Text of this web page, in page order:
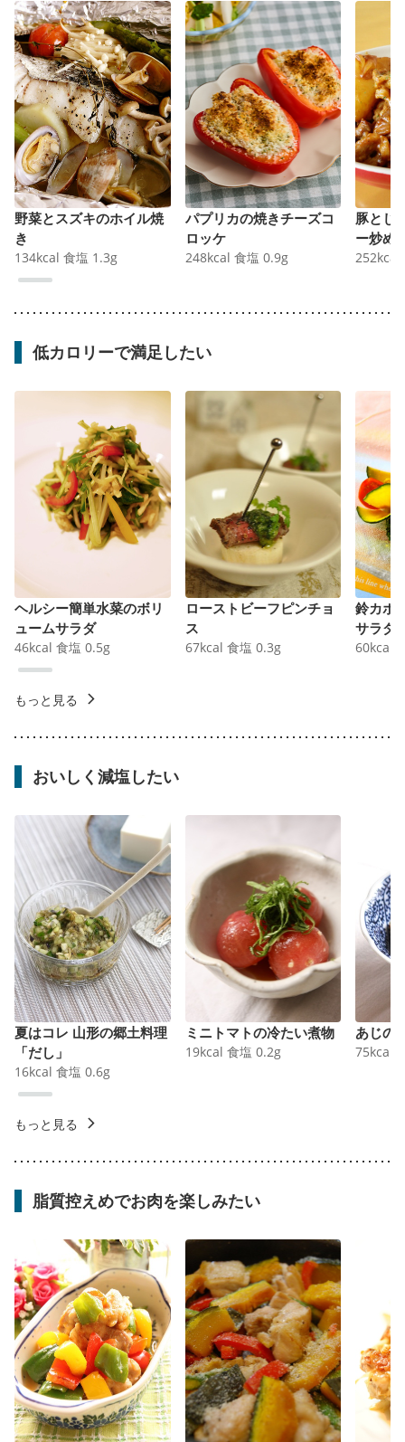
野菜とスズキのホイル焼
き
134kcal 食塩 1.3g
パプリカの焼きチーズコ
ロッケ
248kcal 食塩 0.9g
豚とじ
ー炒め
252kcal
低カロリーで満足したい
ヘルシー簡単水菜のボリ
ュームサラダ
46kcal 食塩 0.5g
ローストビーフピンチョ
ス
67kcal 食塩 0.3g
鈴カボ
サラダ
60kcal
もっと見る
おいしく減塩したい
夏はコレ 山形の郷土料理
「だし」
16kcal 食塩 0.6g
ミニトマトの冷たい煮物
19kcal 食塩 0.2g
あじの
75kcal
もっと見る
脂質控えめでお肉を楽しみたい